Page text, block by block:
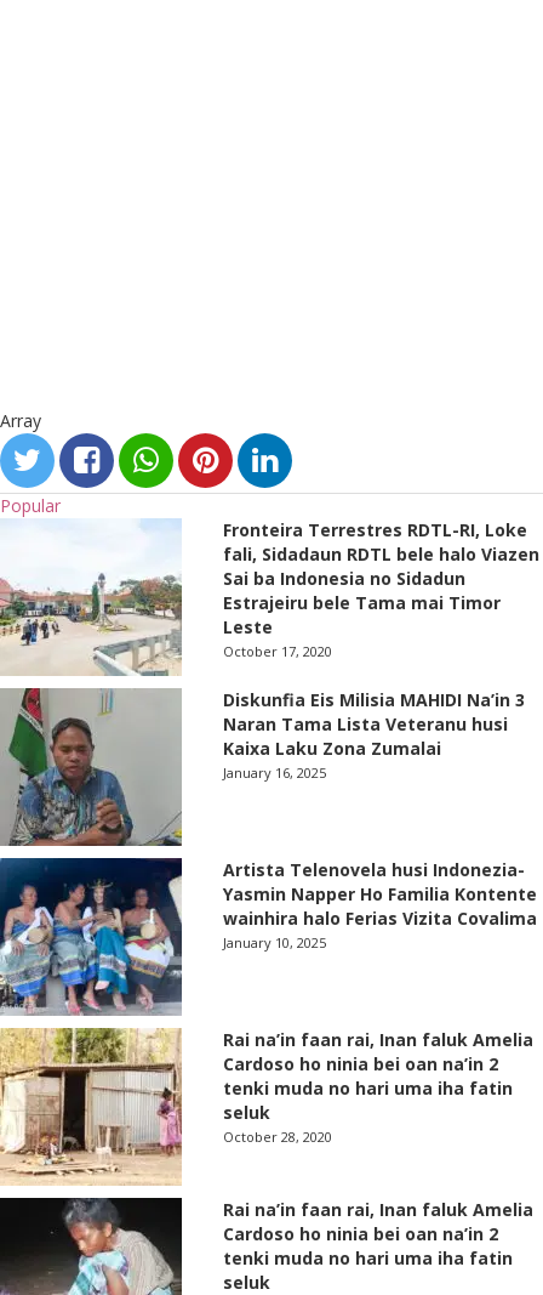
Array
Popular
Fronteira Terrestres RDTL-RI, Loke
fali, Sidadaun RDTL bele halo Viazen
Sai ba Indonesia no Sidadun
Estrajeiru bele Tama mai Timor
Leste
October 17, 2020
Diskunfia Eis Milisia MAHIDI Na’in 3
Naran Tama Lista Veteranu husi
Kaixa Laku Zona Zumalai
January 16, 2025
Artista Telenovela husi Indonezia-
Yasmin Napper Ho Familia Kontente
wainhira halo Ferias Vizita Covalima
January 10, 2025
Rai na’in faan rai, Inan faluk Amelia
Cardoso ho ninia bei oan na’in 2
tenki muda no hari uma iha fatin
seluk
October 28, 2020
Rai na’in faan rai, Inan faluk Amelia
Cardoso ho ninia bei oan na’in 2
tenki muda no hari uma iha fatin
seluk